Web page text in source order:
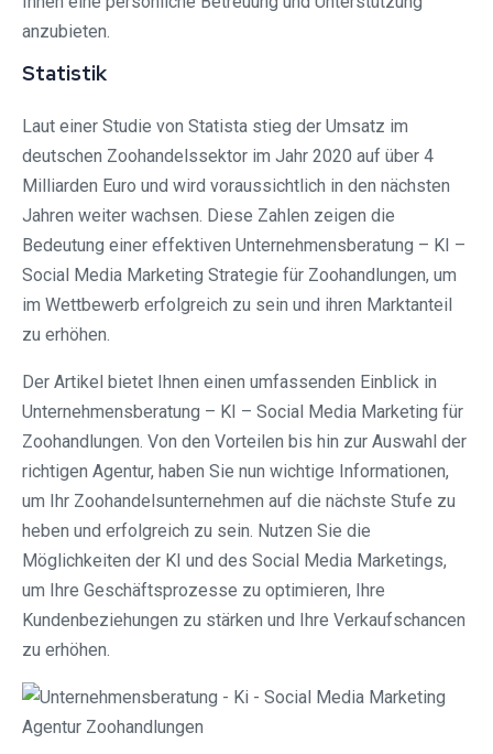
anzubieten.
Statistik
Laut einer Studie von Statista stieg der Umsatz im
deutschen Zoohandelssektor im Jahr 2020 auf über 4
Milliarden Euro und wird voraussichtlich in den nächsten
Jahren weiter wachsen. Diese Zahlen zeigen die
Bedeutung einer effektiven Unternehmensberatung – KI –
Social Media Marketing Strategie für Zoohandlungen, um
im Wettbewerb erfolgreich zu sein und ihren Marktanteil
zu erhöhen.
Der Artikel bietet Ihnen einen umfassenden Einblick in
Unternehmensberatung – KI – Social Media Marketing für
Zoohandlungen. Von den Vorteilen bis hin zur Auswahl der
richtigen Agentur, haben Sie nun wichtige Informationen,
um Ihr Zoohandelsunternehmen auf die nächste Stufe zu
heben und erfolgreich zu sein. Nutzen Sie die
Möglichkeiten der KI und des Social Media Marketings,
um Ihre Geschäftsprozesse zu optimieren, Ihre
Kundenbeziehungen zu stärken und Ihre Verkaufschancen
zu erhöhen.